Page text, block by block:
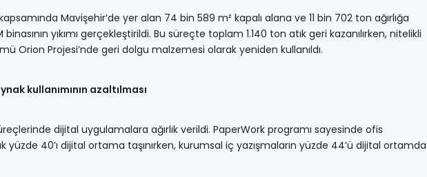
Mavişehir’de yer alan 74 bin 589 m² kapalı alana ve 11 bin 702 ton ağırlığa
binasının yıkımı gerçekleştirildi. Bu süreçte toplam 1.140 ton atık geri kazanılırken, nitelikli
Orion Projesi’nde geri dolgu malzemesi olarak yeniden kullanıldı.
kullanımının azaltılması
dijital uygulamalara ağırlık verildi. PaperWork programı sayesinde ofis
yüzde 40’ı dijital ortama taşınırken, kurumsal iç yazışmaların yüzde 44’ü dijital ortamda